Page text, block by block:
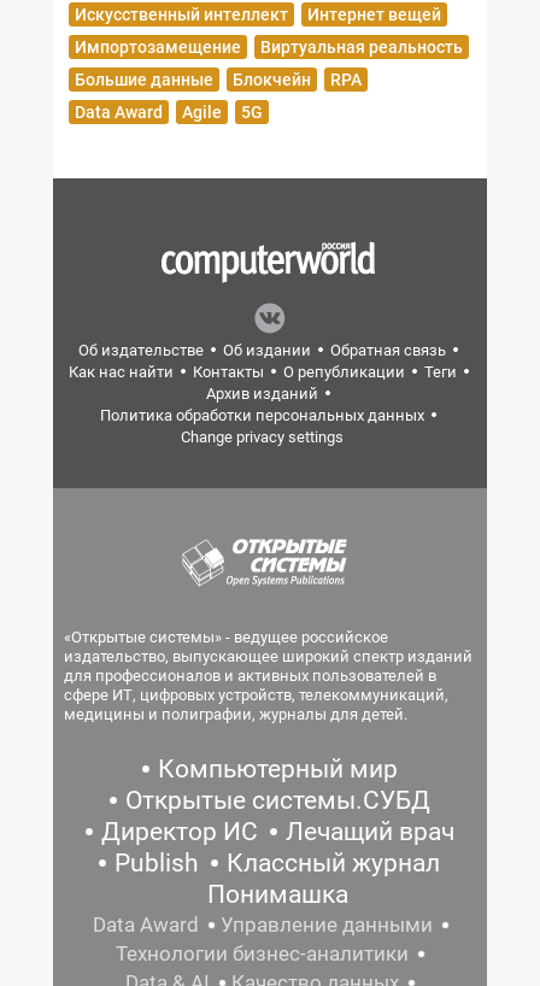
Искусственный интеллект
Интернет вещей
Импортозамещение
Виртуальная реальность
Большие данные
Блокчейн
RPA
Data Award
Agile 5G
Об издательстве Об издании
Обратная связь
Как нас найти
Контакты О републикации
Теги
Архив изданий
Политика обработки персональных данных
Change privacy settings
«Открытые системы» - ведущее российское
издательство, выпускающее широкий спектр изданий
для профессионалов и активных пользователей в
сфере ИТ, цифровых устройств, телекоммуникаций,
медицины и полиграфии, журналы для детей.
Компьютерный мир
Открытые системы.СУБД
Директор ИС
Лечащий врач
Publish
Классный журнал
Понимашка
Data Award
Управление данными
Технологии бизнес-аналитики